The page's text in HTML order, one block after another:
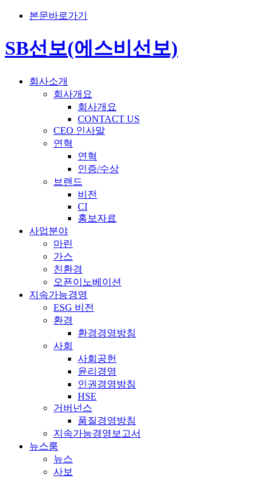
본문바로가기
SB선보(에스비선보)
회사소개
회사개요
회사개요
CONTACT US
CEO 인사말
연혁
연혁
인증/수상
브랜드
비전
CI
홍보자료
사업분야
마린
가스
친환경
오픈이노베이션
지속가능경영
ESG 비전
환경
환경경영방침
사회
사회공헌
윤리경영
인권경영방침
HSE
거버넌스
품질경영방침
지속가능경영보고서
뉴스룸
뉴스
사보